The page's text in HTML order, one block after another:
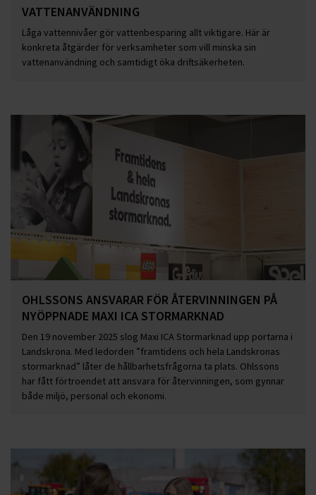
VATTENANVÄNDNING
Låga vattennivåer gör vattenbesparing allt viktigare. Här är
konkreta åtgärder för verksamheter som vill minska sin
vattenanvändning och samtidigt öka driftsäkerheten.
OHLSSONS ANSVARAR FÖR ÅTERVINNINGEN PÅ
NYÖPPNADE MAXI ICA STORMARKNAD
Den 19 november 2025 slog Maxi ICA Stormarknad upp portarna i
Landskrona. Med ledorden ”framtidens och hela Landskronas
stormarknad” låter de hållbarhetsfrågorna ta plats. Ohlssons
har fått förtroendet att ansvara för återvinningen, som gynnar
både miljö, personal och ekonomi.